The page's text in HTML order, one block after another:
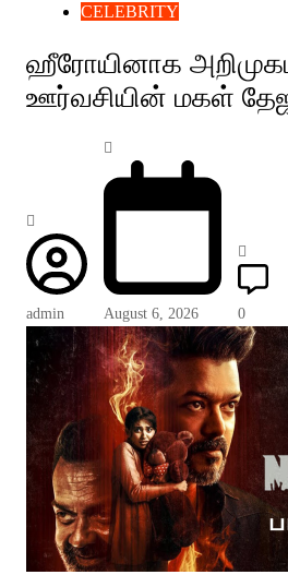
CELEBRITY
ஹீரோயினாக
ஊர்வசியின் மகள்
admin August 6, 2026 0